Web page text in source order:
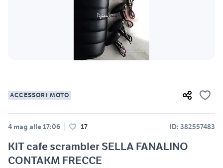
ACCESSORI MOTO
4 mag alle 17:06 17 ID: 382557483
KIT cafe scrambler SELLA FANALINO
CONTAKM FRECCE